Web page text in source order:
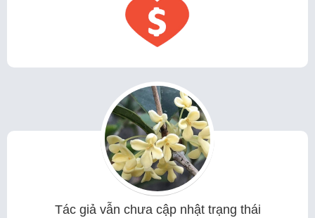
Tác giả vẫn chưa cập nhật trạng thái